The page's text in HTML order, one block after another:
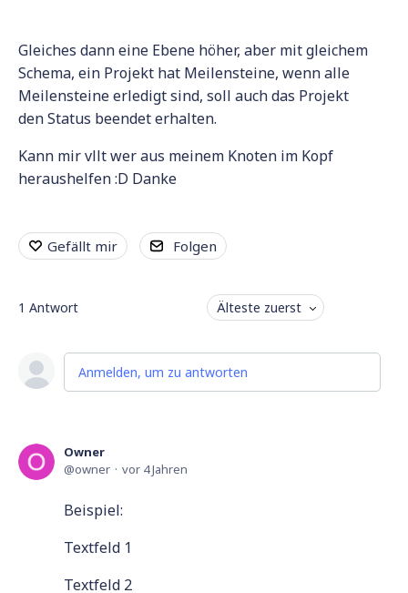
Gleiches dann eine Ebene höher, aber mit gleichem
Schema, ein Projekt hat Meilensteine, wenn alle
Meilensteine erledigt sind, soll auch das Projekt
den Status beendet erhalten.
Kann mir vllt wer aus meinem Knoten im Kopf
heraushelfen :D Danke
Gefällt mir Folgen
1 Antwort Älteste zuerst
Anmelden, um zu antworten
Owner
owner
vor 4 Jahren
Beispiel:
Textfeld 1
Textfeld 2